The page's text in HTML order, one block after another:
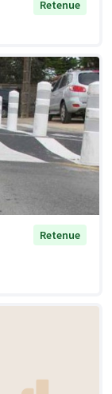
Retenue
Retenue